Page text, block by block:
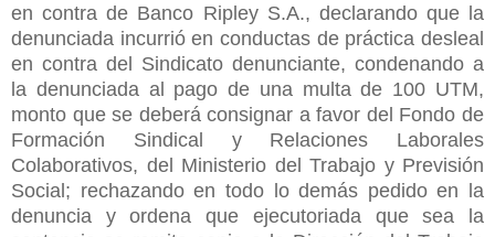
en contra de Banco Ripley S.A., declarando que la
denunciada incurrió en conductas de práctica desleal
en contra del Sindicato denunciante, condenando a
la denunciada al pago de una multa de 100 UTM,
monto que se deberá consignar a favor del Fondo de
Formación Sindical y Relaciones Laborales
Colaborativos, del Ministerio del Trabajo y Previsión
Social; rechazando en todo lo demás pedido en la
denuncia y ordena que ejecutoriada que sea la